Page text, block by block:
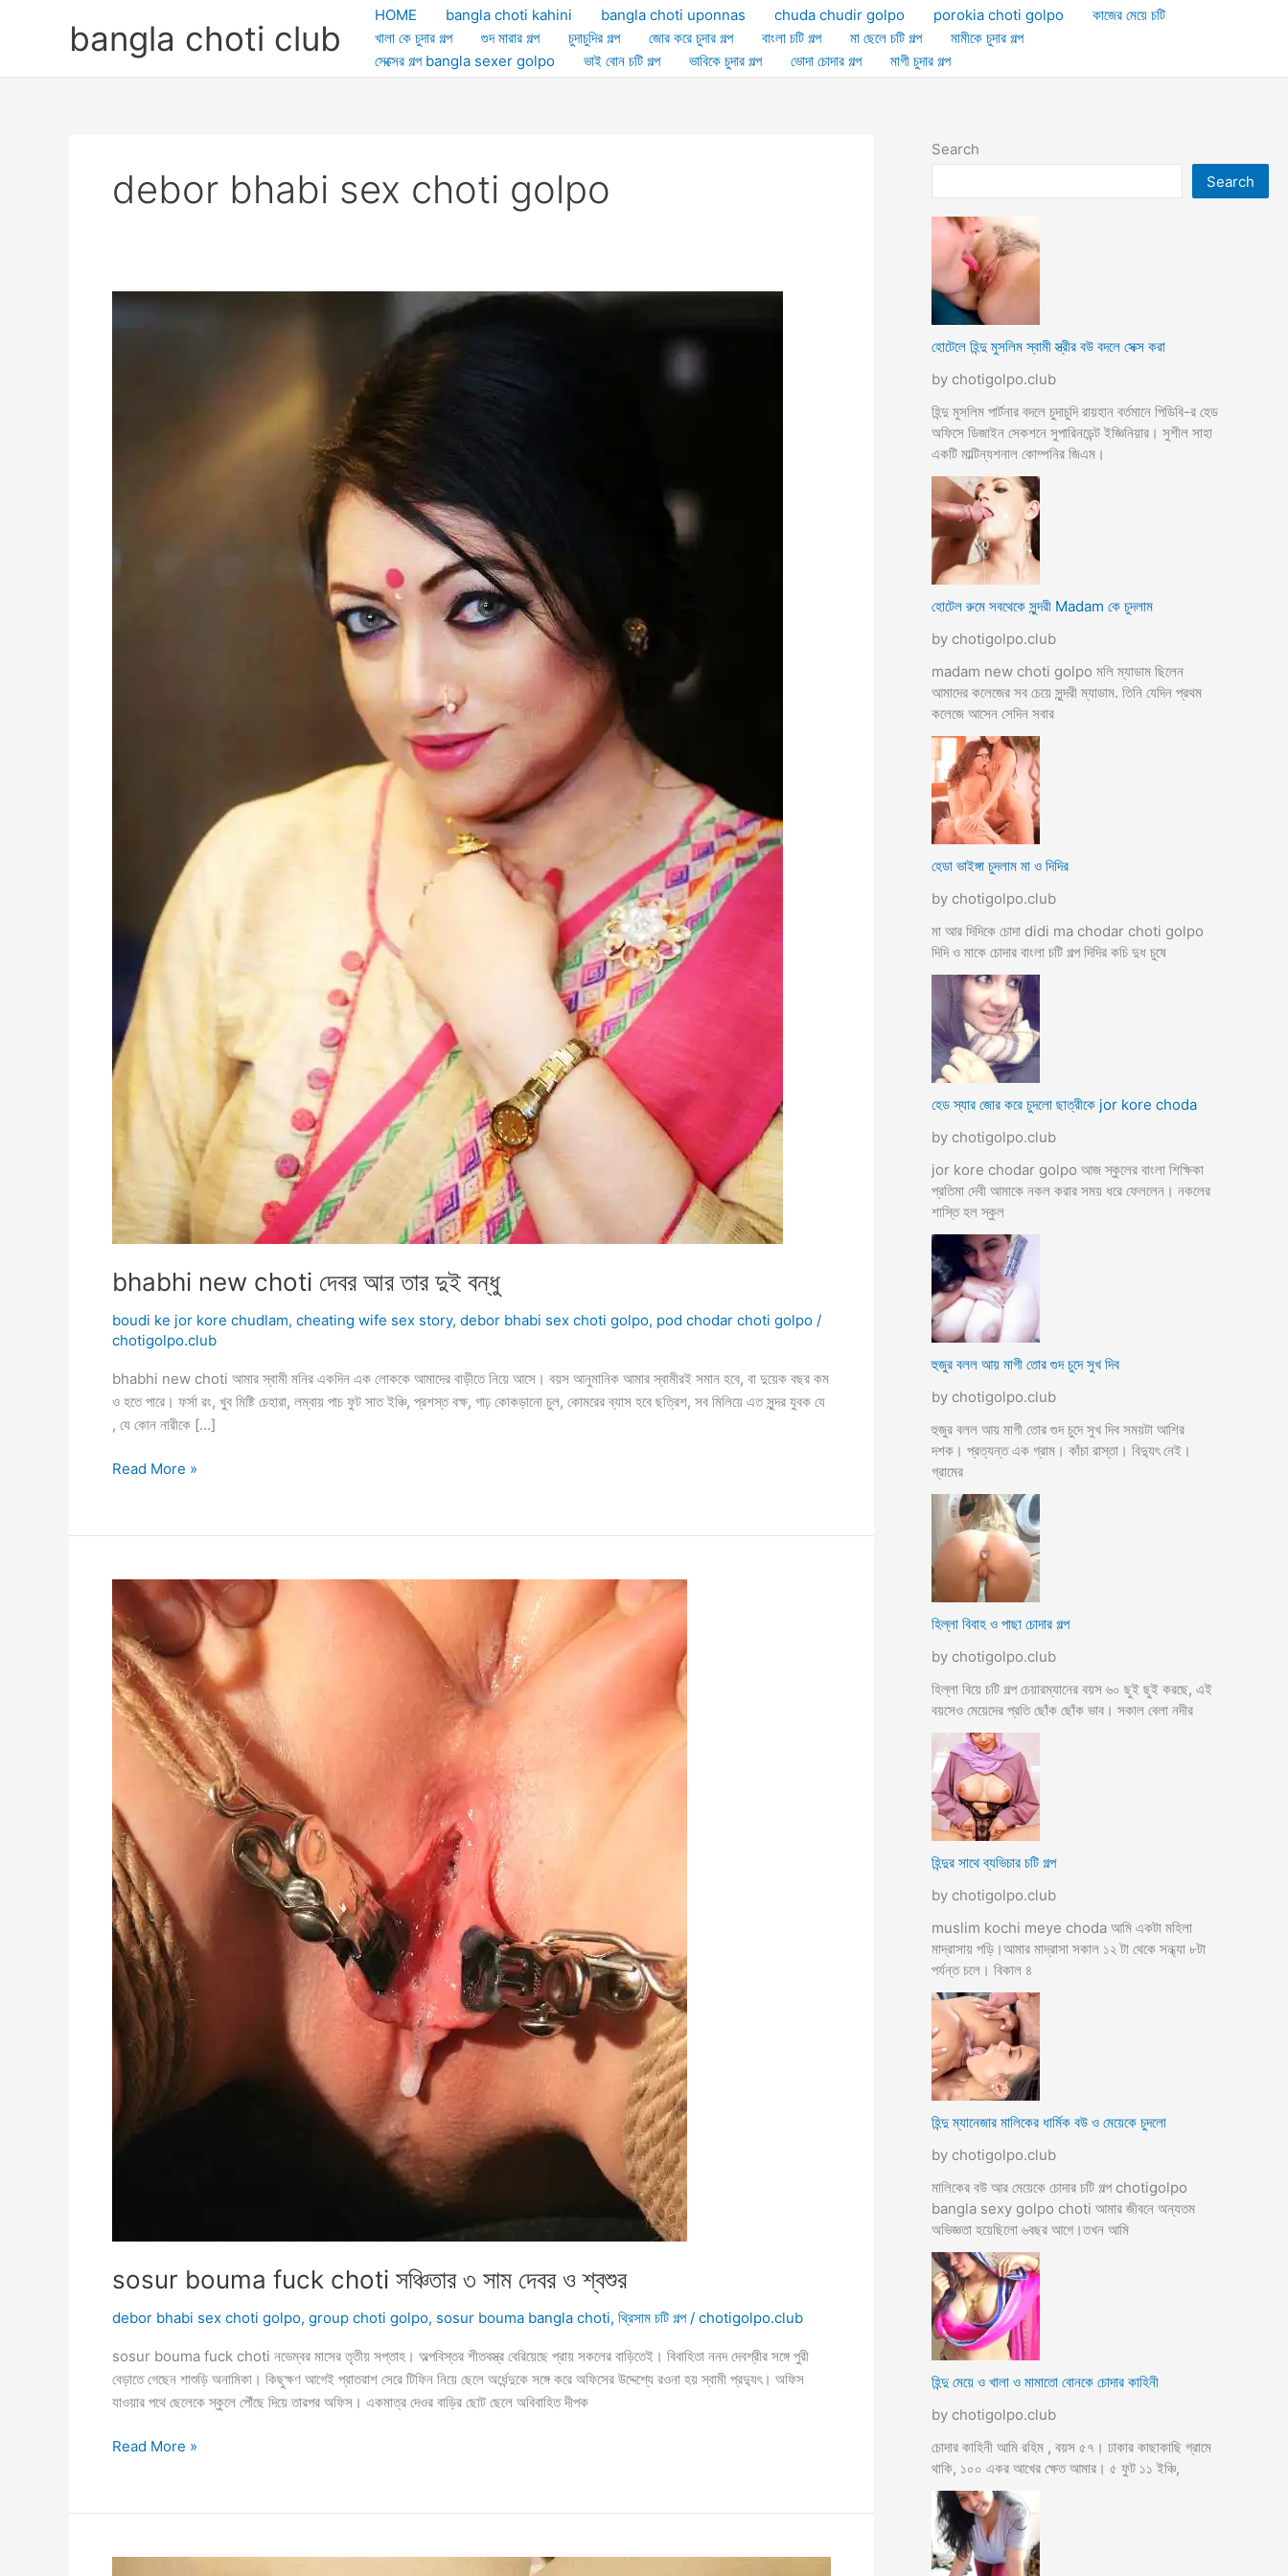
bangla choti club
HOME bangla choti kahini bangla choti uponnas chuda chudir golpo porokia choti golpo
কাজের মেয়ে চটি
খালা কে চুদার গল্প
গুদ মারার গল্প চুদাচুদির গল্প জোর করে চুদার গল্প বাংলা চটি গল্প মা ছেলে চটি গল্প
মামীকে চুদার গল্প
সেক্সের গল্প bangla sexer golpo
ভাই বোন চটি গল্প ভাবিকে চুদার গল্প ভোদা চোদার গল্প মাগী চুদার গল্প
debor bhabi sex choti golpo
bhabhi new choti দেবর আর তার দুই বন্ধু
boudi ke jor kore chudlam, cheating wife sex story, debor bhabi sex choti golpo, pod chodar choti golpo /
chotigolpo.club
bhabhi new choti আমার স্বামী মনির একদিন এক লোককে আমাদের বাড়ীতে নিয়ে আসে। বয়স আনুমানিক আমার স্বামীরই সমান হবে, বা দুয়েক বছর কম
ও হতে পারে। ফর্সা রং, খুব মিষ্টি চেহারা, লম্বায় পাচ ফুট সাত ইঞ্চি, প্রশস্ত বক্ষ, গাঢ় কোকড়ানো চুল, কোমরের ব্যাস হবে ছত্রিশ, সব মিলিয়ে এত সুন্দর যুবক যে
, যে কোন নারীকে […]
bhabhi
দেবর
তার
দুই
বন্ধু
Read More »
sosur bouma fuck choti সঞ্চিতার ৩ সাম দেবর ও শ্বশুর
debor bhabi sex choti golpo, group choti golpo, sosur bouma bangla choti, থ্রিসাম চটি গল্প/ chotigolpo.club
sosur bouma fuck choti নভেম্বর মাসের তৃতীয় সপ্তাহ। অল্পবিস্তর শীতবস্ত্র বেরিয়েছে প্রায় সকলের বাড়িতেই। বিবাহিতা ননদ দেবশ্রীর সঙ্গে পুরী
বেড়াতে গেছেন শাশুড়ি অনামিকা। কিছুক্ষণ আগেই প্রাতরাশ সেরে টিফিন নিয়ে ছেলে অর্ধেন্দুকে সঙ্গে করে অফিসের উদ্দেশ্যে রওনা হয় স্বামী প্রদ্যুৎ। অফিস
যাওয়ার পথে ছেলেকে স্কুলে পৌঁছে দিয়ে তারপর অফিস। একমাত্র দেওর বাড়ির ছোট ছেলে অবিবাহিত দীপক
sosur
choti
৩
Read More »
Search
Search
হোটেলে হিন্দু মুসলিম স্বামী স্ত্রীর বউ বদলে সেক্স করা
by chotigolpo.club
হিন্দু মুসলিম পার্টনার বদলে চুদাচুদি রায়হান বর্তমানে পিডিবি-র হেড
অফিসে ডিজাইন সেকশনে সুপারিনডেন্ট ইজ্ঞিনিয়ার। সুশীল সাহা
একটি মাল্টিন্যশনাল কোম্পনির জিএম।
হোটেল রুমে সবথেকে সুন্দরী Madam কে চুদলাম
by chotigolpo.club
madam new choti golpo মলি ম্যাডাম ছিলেন
আমাদের কলেজের সব চেয়ে সুন্দরী ম্যাডাম. তিনি যেদিন প্রথম
কলেজে আসেন সেদিন সবার
হেডা ভাইঙ্গা চুদলাম মা ও দিদির
by chotigolpo.club
মা আর দিদিকে চোদা didi ma chodar choti golpo
দিদি ও মাকে চোদার বাংলা চটি গল্প দিদির কচি দুধ চুষে
হেড স্যার জোর করে চুদলো ছাত্রীকে jor kore choda
by chotigolpo.club
jor kore chodar golpo আজ স্কুলের বাংলা শিক্ষিকা
প্রতিমা দেবী আমাকে নকল করার সময় ধরে ফেললেন। নকলের
শাস্তি হল স্কুল
হুজুর বলল আয় মাগী তোর গুদ চুদে সুখ দিব
by chotigolpo.club
হুজুর বলল আয় মাগী তোর গুদ চুদে সুখ দিব সময়টা আশির
দশক। প্রত্যন্ত এক গ্রাম। কাঁচা রাস্তা। বিদ্যুৎ নেই।
গ্রামের
হিল্লা বিবাহ ও পাছা চোদার গল্প
by chotigolpo.club
হিল্লা বিয়ে চটি গল্প চেয়ারম্যানের বয়স ৬০ ছুই ছুই করছে, এই
বয়সেও মেয়েদের প্রতি ছোঁক ছোঁক ভাব। সকাল বেলা নদীর
হিন্দুর সাথে ব্যভিচার চটি গল্প
by chotigolpo.club
muslim kochi meye choda আমি একটা মহিলা
মাদ্রাসায় পড়ি।আমার মাদ্রাসা সকাল ১২ টা থেকে সন্ধ্যা ৮টা
পর্যন্ত চলে। বিকাল ৪
হিন্দু ম্যানেজার মালিকের ধার্মিক বউ ও মেয়েকে চুদলো
by chotigolpo.club
মালিকের বউ আর মেয়েকে চোদার চটি গল্প chotigolpo
bangla sexy golpo choti আমার জীবনে অন্যতম
অভিজ্ঞতা হয়েছিলো ৬বছর আগে।তখন আমি
হিন্দু মেয়ে ও খালা ও মামাতো বোনকে চোদার কাহিনী
by chotigolpo.club
চোদার কাহিনী আমি রহিম , বয়স ৫৭। ঢাকার কাছাকাছি গ্রামে
থাকি, ১০০ একর আখের ক্ষেত আমার। ৫ ফুট ১১ ইঞ্চি,